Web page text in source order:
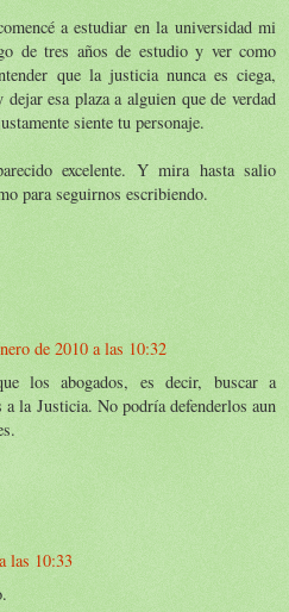
a estudiar en la universidad mi
de tres años de estudio y ver como
que la justicia nunca es ciega,
esa plaza a alguien que de verdad
siente tu personaje.
excelente. Y mira hasta salio
para seguirnos escribiendo.
de 2010 a las 10:32
los abogados, es decir, buscar a
a la Justicia. No podría defenderlos aun
las 10:33